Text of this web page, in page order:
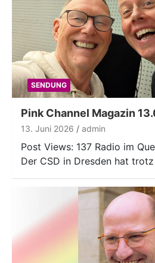
SENDUNG
Pink Channel Magazin
13. Juni 2026 admin
Post Views: 137 Radio im
Der CSD in Dresden hat